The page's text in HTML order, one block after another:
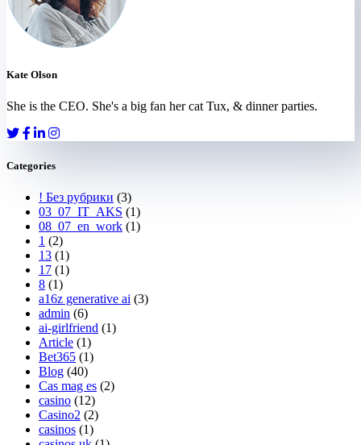
Kate Olson
She is the CEO. She's a big fan her cat Tux, & dinner parties.
Categories
! Без рубрики (3)
03_07_IT_AKS (1)
08_07_en_work (1)
1 (2)
13 (1)
17 (1)
8 (1)
a16z generative ai (3)
admin (6)
ai-girlfriend (1)
Article (1)
Bet365 (1)
Blog (40)
Cas mag es (2)
casino (12)
Casino2 (2)
casinos (1)